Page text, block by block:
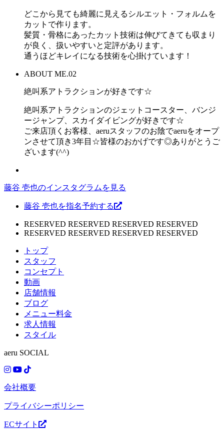
どこから見ても綺麗に見えるシルエット・フォルムを
カットで作ります。
髪質・骨格にあったカット技術は伸びてきても収まり
が良く、扱いやすいと定評があります。
通うほどキレイになる技術を心掛けています！
ABOUT ME.02
絶叫系アトラクションが好きです☆
絶叫系アトラクションのジェットコースター、バンジ
ージャンプ、スカイダイビングが好きです☆
ご来店頂くお客様、aeruスタッフのお陰でaeruをオープ
ンさせて頂き3年目☆皆様のおかげです◎ありがとうご
ざいます(^^)
藤谷 壱也のインスタグラムを見る
藤谷 壱也を指名予約する
RESERVED RESERVED RESERVED RESERVED
RESERVED RESERVED RESERVED RESERVED
トップ
スタッフ
コンセプト
動画
店舗情報
ブログ
メニュー料金
求人情報
スタイル
aeru SOCIAL
会社概要
プライバシーポリシー
ECサイト